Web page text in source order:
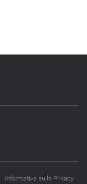
Informativa sulla Privacy